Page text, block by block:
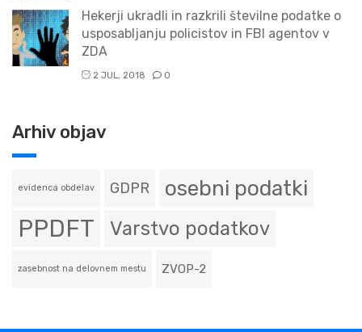
Hekerji ukradli in razkrili številne podatke o
usposabljanju policistov in FBI agentov v
ZDA
2 JUL, 2018 0
Arhiv objav
evidenca obdelav GDPR osebni podatki
PPDFT Varstvo podatkov
zasebnost na delovnem mestu ZVOP-2